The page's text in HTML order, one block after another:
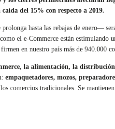
del 15% con respecto a 2019.
hasta las rebajas de enero―
el e-Commerce están
en nuestro país más de 940.000
la alimentación, la
empaquetadores, mozos,
comercios tradicionales. Se